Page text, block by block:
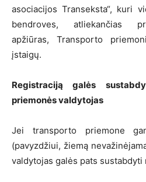
asociacijos Transeksta“, kuri
bendroves, atliekančias
apžiūras, Transporto
įstaigų.
Registraciją galės
priemonės valdytojas
Jei transporto priemone
(pavyzdžiui, žiemą
valdytojas galės pats sustabdyti